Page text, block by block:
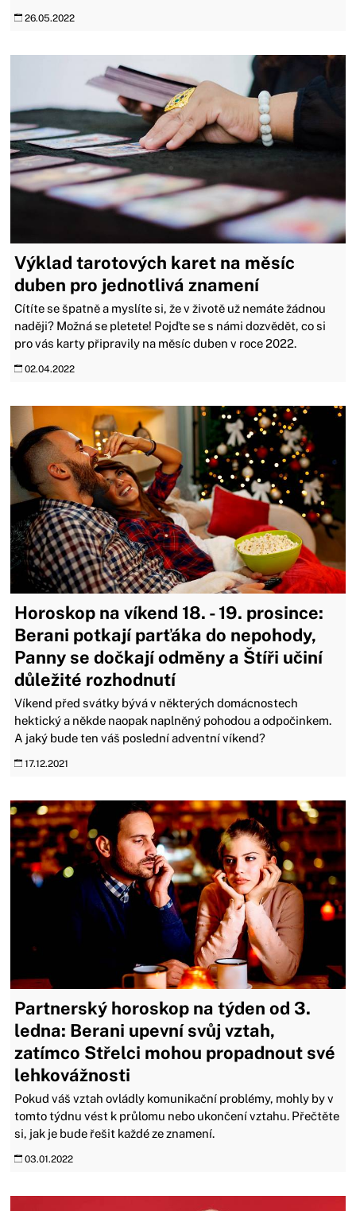
26.05.2022
Výklad tarotových karet na měsíc
duben pro jednotlivá znamení
Cítíte se špatně a myslíte si, že v životě už nemáte žádnou
naději? Možná se pletete! Pojďte se s námi dozvědět, co si
pro vás karty připravily na měsíc duben v roce 2022.
02.04.2022
Horoskop na víkend 18. - 19. prosince:
Berani potkají parťáka do nepohody,
Panny se dočkají odměny a Štíři učiní
důležité rozhodnutí
Víkend před svátky bývá v některých domácnostech
hektický a někde naopak naplněný pohodou a odpočinkem.
A jaký bude ten váš poslední adventní víkend?
17.12.2021
Partnerský horoskop na týden od 3.
ledna: Berani upevní svůj vztah,
zatímco Střelci mohou propadnout své
lehkovážnosti
Pokud váš vztah ovládly komunikační problémy, mohly by v
tomto týdnu vést k průlomu nebo ukončení vztahu. Přečtěte
si, jak je bude řešit každé ze znamení.
03.01.2022